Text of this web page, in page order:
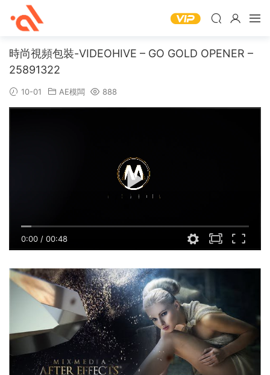
時尚視頻包裝-VIDEOHIVE – GO GOLD OPENER –
25891322
10-01 AE模闆 888
0:00 / 00:48